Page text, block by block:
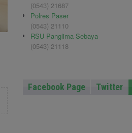
(0543) 21687
Polres Paser
(0543) 21110
RSU Panglima Sebaya
(0543) 21118
Facebook Page Twitter